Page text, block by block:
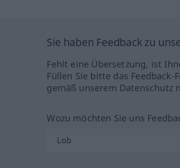
Sie haben Feedback zu
Fehlt eine Übersetzung, ist
Füllen Sie bitte das
gemäß unserem Datenschutz
Wozu möchten Sie uns